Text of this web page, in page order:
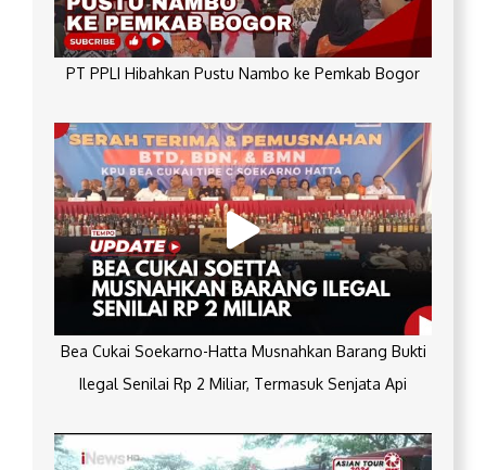
PT PPLI Hibahkan Pustu Nambo ke Pemkab Bogor
Bea Cukai Soekarno-Hatta Musnahkan Barang Bukti
Ilegal Senilai Rp 2 Miliar, Termasuk Senjata Api